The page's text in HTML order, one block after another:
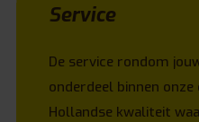
Service
De service rondom
onderdeel binnen
Hollandse kwaliteit